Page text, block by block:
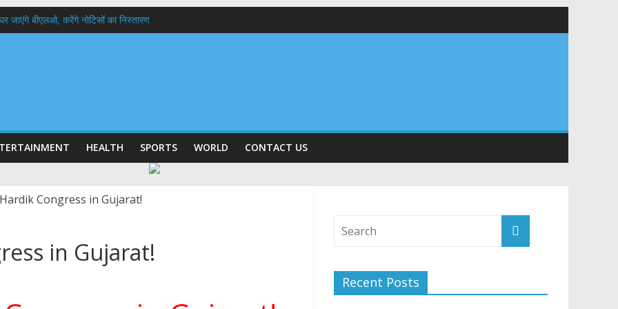
जाएंगे बीएलओ, करेंगे नोटिसों का निस्तारण
रहें अधिकारी-मुख्य सचिव मानसून-एसईओसी से मुख्य सचिव ने की विस्तृत समीक्षा कहा-बंद सड़कों को शीघ्र खोला जाए, लोगों को न हो दिक्कत
HEALTH SPORTS WORLD CONTACT US
in Gujarat!
Recent Posts